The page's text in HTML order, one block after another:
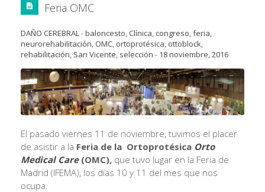
Feria OMC
DAÑO CEREBRAL-baloncesto, Clínica, congreso,feria,
neurorehabilitación, OMC, ortoprotésica, ottoblock,
rehabilitación, San Vicente, selección - 18 noviembre, 2016
El pasado viernes 11 de noviembre, tuvimos el placer
de asistir a la Feria de la Ortoprotésica Orto
Medical Care(OMC), que tuvo lugar en la Feria de
Madrid (IFEMA), los días 10 y 11 del mes que nos
ocupa.